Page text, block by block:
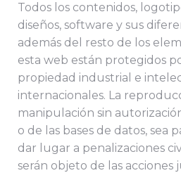
Todos los contenidos,
diseños, software y sus
además del resto de los
esta web están protegidos
propiedad industrial e
internacionales. La
manipulación sin
o de las bases de datos, sea
dar lugar a penalizaciones
serán objeto de las acciones